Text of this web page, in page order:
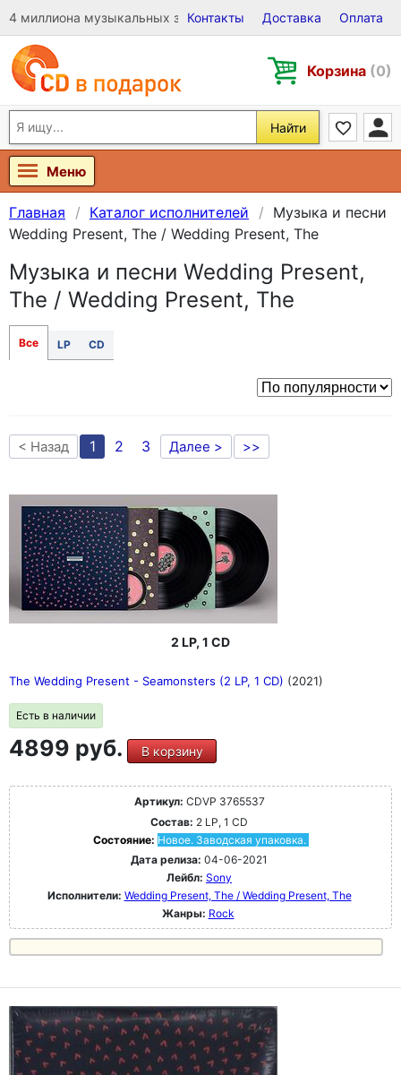
4 миллиона музыкальных записей на Виниле, CD и DVD
Контакты Доставка Оплата
Корзина (0)
Найти
Меню
Главная Каталог исполнителей
Музыка и песни
Wedding Present, The / Wedding Present, The
Музыка и песни Wedding Present,
The / Wedding Present, The
Все LP CD
< Назад 1 2 3 Далее > >>
2 LP, 1 CD
The Wedding Present - Seamonsters (2 LP, 1 CD) (2021)
Есть в наличии
4899 руб. В корзину
Артикул: CDVP 3765537
Состав: 2 LP, 1 CD
Состояние: Новое. Заводская упаковка.
Дата релиза: 04-06-2021
Лейбл: Sony
Исполнители: Wedding Present, The / Wedding Present, The
Жанры: Rock